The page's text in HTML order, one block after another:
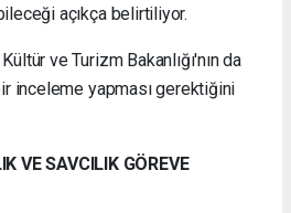
açıkça belirtiliyor.
ve Turizm Bakanlığı'nın da
inceleme yapması gerektiğini
VE SAVCILIK GÖREVE